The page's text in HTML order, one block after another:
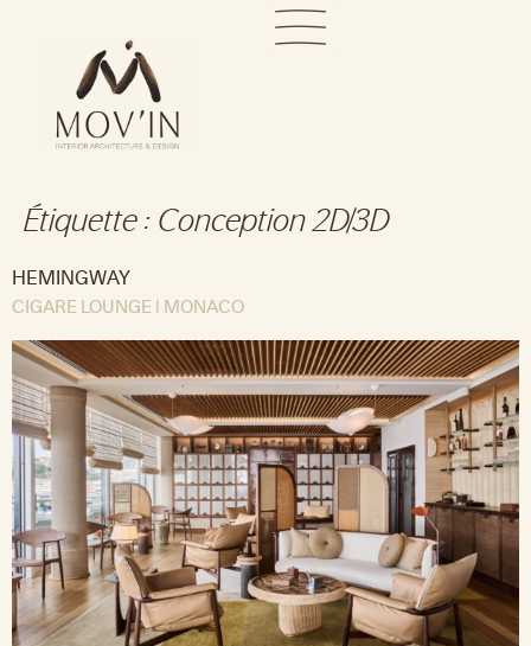
Étiquette : Conception 2D/3D
HEMINGWAY
CIGARE LOUNGE | MONACO